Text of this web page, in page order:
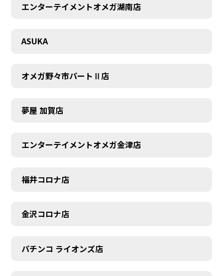
エンターテイメントオメガ湖南店
ASUKA
オメガ野々市パートⅡ店
夢屋 加賀店
エンターテイメントオメガ金津店
福井コロナ店
金沢コロナ店
パチンコ ライオンズ店